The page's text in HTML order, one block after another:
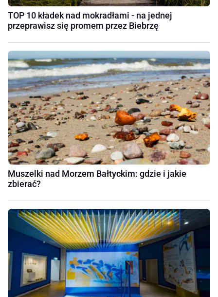
TOP 10 kładek nad mokradłami - na jednej
przeprawisz się promem przez Biebrzę
Muszelki nad Morzem Bałtyckim: gdzie i jakie
zbierać?